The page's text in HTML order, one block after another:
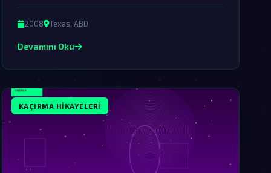
ortaya koyuyor. Bu olay, dünya dışı ziyaretçilerin
varlığını somut delillerle destekleyen en çarpıcı
2008 Texas, ABD
Devamını Oku
KAÇIRMA HIKAYELERI